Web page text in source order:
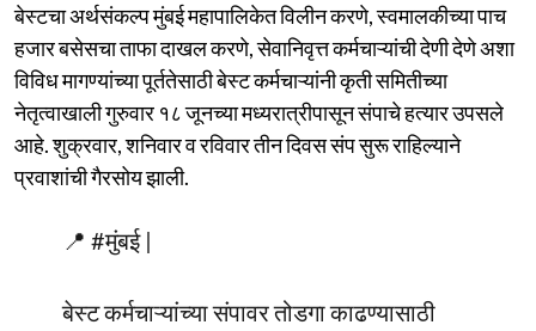
बेस्टचा अर्थसंकल्प मुंबई महापालिकेत विलीन करणे, स्वमालकीच्या पाच
हजार बसेसचा ताफा दाखल करणे, सेवानिवृत्त कर्मचाऱ्यांची देणी देणे अशा
विविध मागण्यांच्या पूर्ततेसाठी बेस्ट कर्मचाऱ्यांनी कृती समितीच्या
नेतृत्वाखाली गुरुवार १८ जूनच्या मध्यरात्रीपासून संपाचे हत्यार उपसले
आहे. शुक्रवार, शनिवार व रविवार तीन दिवस संप सुरू राहिल्याने
प्रवाशांची गैरसोय झाली.
📍 #मुंबई|
बेस्ट कर्मचाऱ्यांच्या संपावर तोडगा काढण्यासाठी